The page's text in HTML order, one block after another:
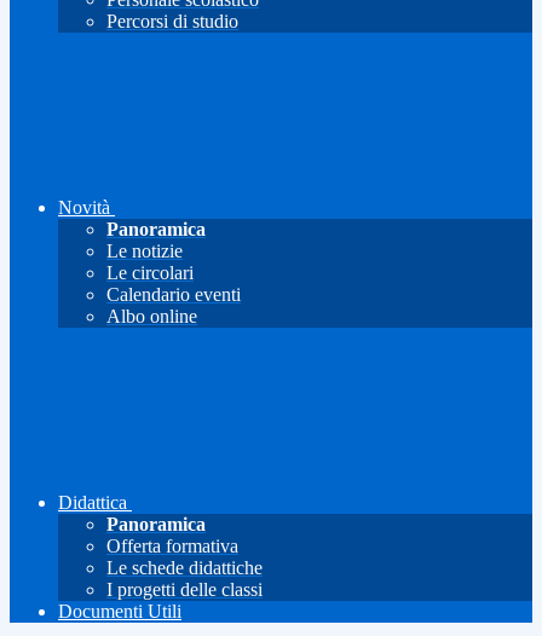
Percorsi di studio
Novità
Panoramica
Le notizie
Le circolari
Calendario eventi
Albo online
Didattica
Panoramica
Offerta formativa
Le schede didattiche
I progetti delle classi
Documenti Utili